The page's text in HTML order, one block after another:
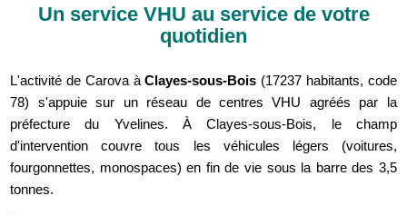
Un service VHU au service de votre
quotidien
L'activité de Carova àClayes-sous-Bois (17237 habitants, code
78) s'appuie sur un réseau de centres VHU agréés par la
préfecture du Yvelines. À Clayes-sous-Bois, le champ
d'intervention couvre tous les véhicules légers (voitures,
fourgonnettes, monospaces) en fin de vie sous la barre des 3,5
tonnes.